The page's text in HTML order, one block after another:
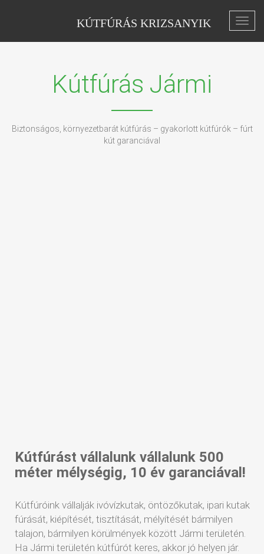
KÚTFÚRÁS KRIZSANYIK
Kútfúrás Jármi
Biztonságos, környezetbarát kútfúrás – gyakorlott kútfúrók – fúrt
kút garanciával
Kútfúrást vállalunk vállalunk 500
méter mélységig, 10 év garanciával!
Kútfúróink vállalják ivóvízkutak, öntözőkutak, ipari kutak
fúrását, kiépítését, tisztítását, mélyítését bármilyen
talajon, bármilyen körülmények között Jármi területén.
Ha Jármi területén kútfúrót keres, akkor jó helyen jár.